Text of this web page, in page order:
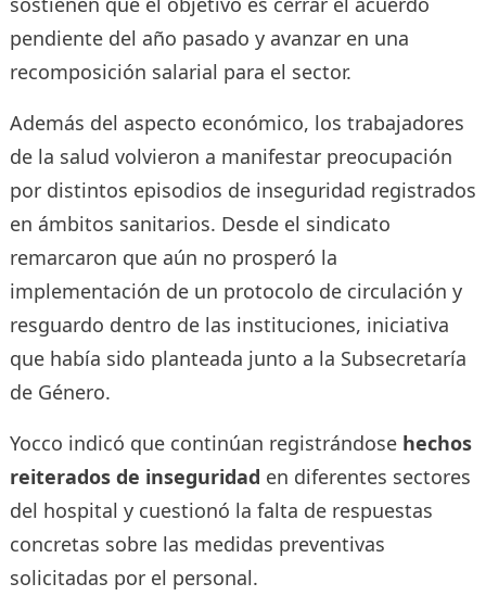
pendiente del año pasado y avanzar en una
recomposición salarial para el sector.
Además del aspecto económico, los trabajadores
de la salud volvieron a manifestar preocupación
por distintos episodios de inseguridad registrados
en ámbitos sanitarios. Desde el sindicato
remarcaron que aún no prosperó la
implementación de un protocolo de circulación y
resguardo dentro de las instituciones, iniciativa
que había sido planteada junto a la Subsecretaría
de Género.
Yocco indicó que continúan registrándose hechos
reiterados de inseguridad en diferentes sectores
del hospital y cuestionó la falta de respuestas
concretas sobre las medidas preventivas
solicitadas por el personal.